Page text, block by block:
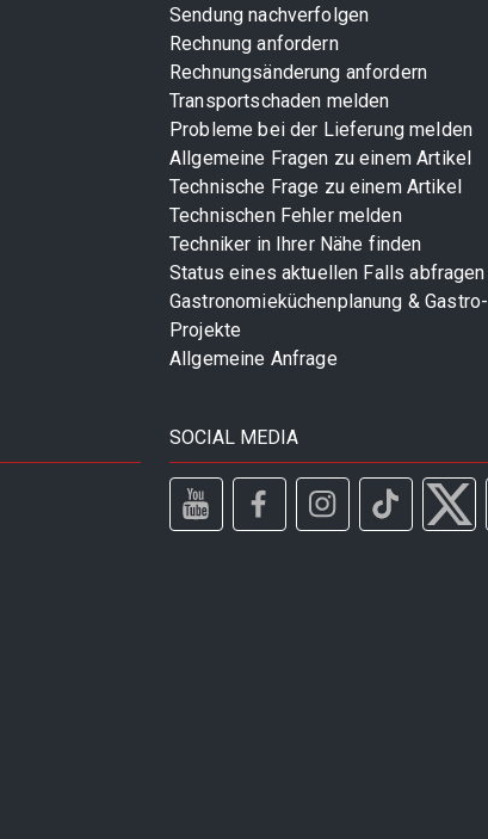
Sendung nachverfolgen
Rechnung anfordern
Rechnungsänderung anfordern
Transportschaden melden
Probleme bei der Lieferung melden
Allgemeine Fragen zu einem Artikel
Technische Frage zu einem Artikel
Technischen Fehler melden
Techniker in Ihrer Nähe finden
Status eines aktuellen Falls abfragen
Gastronomieküchenplanung & Gastro-
Projekte
Allgemeine Anfrage
SOCIAL MEDIA